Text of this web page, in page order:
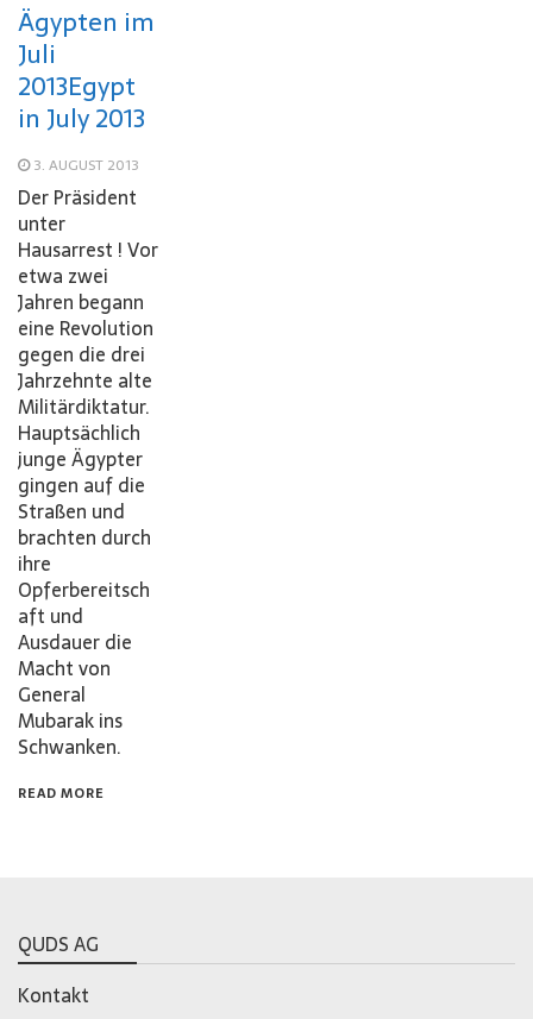
Ägypten im
Juli
2013Egypt
in July 2013
3. AUGUST 2013
Der Präsident
unter
Hausarrest ! Vor
etwa zwei
Jahren begann
eine Revolution
gegen die drei
Jahrzehnte alte
Militärdiktatur.
Hauptsächlich
junge Ägypter
gingen auf die
Straßen und
brachten durch
ihre
Opferbereitsch
aft und
Ausdauer die
Macht von
General
Mubarak ins
Schwanken.
READ MORE
QUDS AG
Kontakt